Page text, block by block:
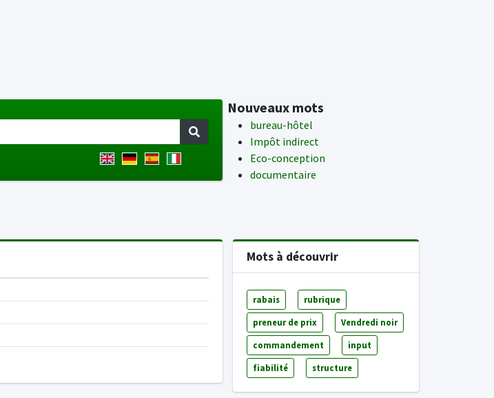
Nouveaux mots
bureau-hôtel
Impôt indirect
Eco-conception
documentaire
Mots à découvrir
rabais rubrique
preneur de prix Vendredi noir
commandement input
fiabilité structure